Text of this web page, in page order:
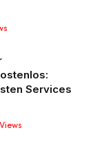
Services
Views